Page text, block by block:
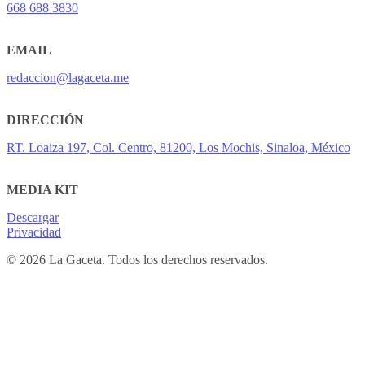
668 688 3830
EMAIL
redaccion@lagaceta.me
DIRECCIÓN
RT. Loaiza 197, Col. Centro, 81200, Los Mochis, Sinaloa, México
MEDIA KIT
Descargar
Privacidad
© 2026 La Gaceta. Todos los derechos reservados.